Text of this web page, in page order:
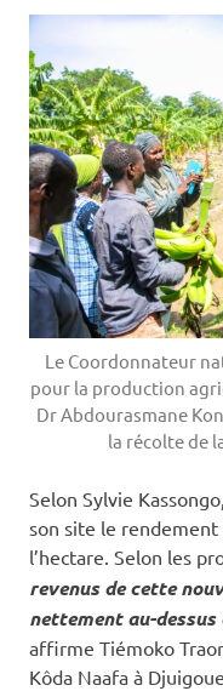
Le Coordonnateur
pour la production
Dr Abdourasmane
la récolte de
Selon Sylvie
son site le
l’hectare. Selon les
revenus de cette
nettement au-dessus
affirme Tiémoko
Kôda Naafa à